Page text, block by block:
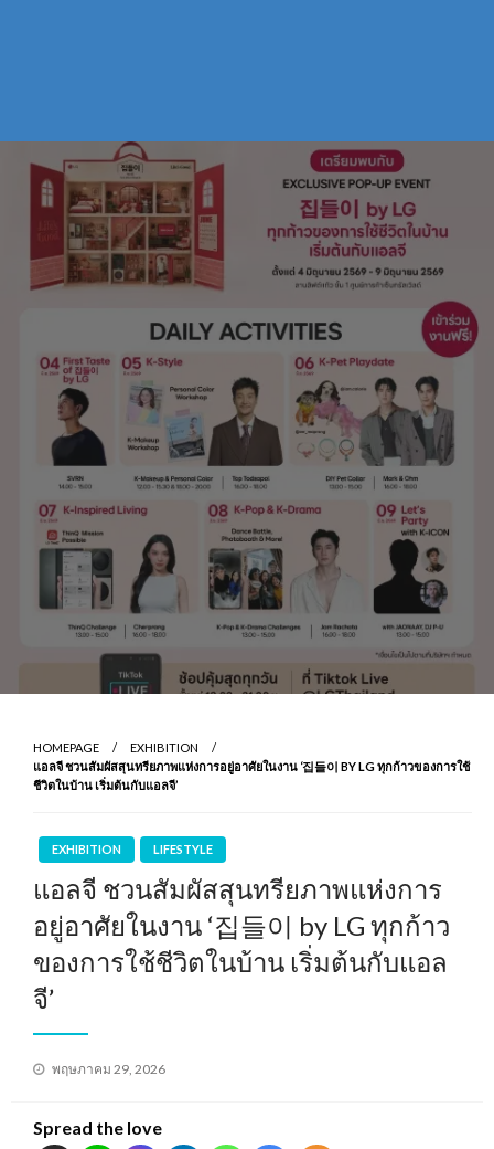
HOMEPAGE
EXHIBITION
แอลจี ชวนสัมผัสสุนทรียภาพแห่งการอยู่อาศัยในงาน ‘집들이 BY LG ทุกก้าวของการใช้
ชีวิตในบ้าน เริ่มต้นกับแอลจี’
EXHIBITION LIFESTYLE
แอลจี ชวนสัมผัสสุนทรียภาพแห่งการ
อยู่อาศัยในงาน ‘집들이 by LG ทุกก้าว
ของการใช้ชีวิตในบ้าน เริ่มต้นกับแอล
จี’
Posted
พฤษภาคม 29, 2026
Spread the love